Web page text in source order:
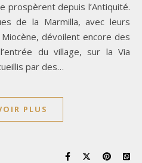
prospèrent depuis l’Antiquité.
de la Marmilla, avec leurs
dévoilent encore des
du village, sur la Via
par des…
PLUS